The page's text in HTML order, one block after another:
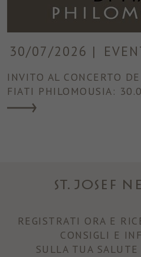
30/07/2026 |
INVITO AL CONCERTO
FIATI PHILOMOUSIA:
ST. JOSEF
REGISTRATI ORA E
CONSIGLI E
SULLA TUA SALUTE